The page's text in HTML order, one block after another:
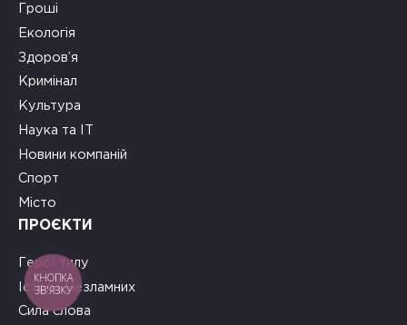
Гроші
Екологія
Здоров’я
Кримінал
Культура
Наука та ІТ
Новини компаній
Спорт
Місто
ПРОЄКТИ
Герої тилу
Історії Незламних
Сила слова
КНОПКА
ЗВ'ЯЗКУ